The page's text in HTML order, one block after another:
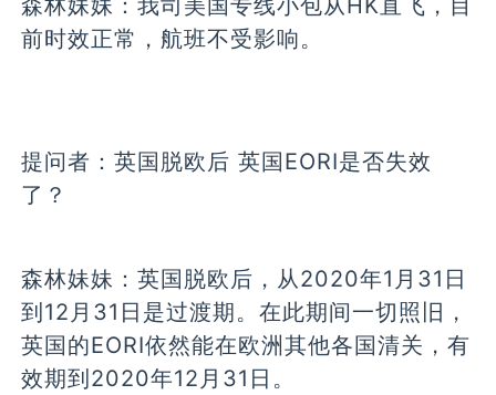
前时效正常，航班不受影响。
提问者：英国脱欧后 英国EORI是否失效
了？
森林妹妹：英国脱欧后，从2020年1月31日
到12月31日是过渡期。在此期间一切照旧，
英国的EORI依然能在欧洲其他各国清关，有
效期到2020年12月31日。